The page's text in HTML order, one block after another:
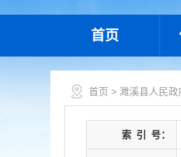
首页
首页 > 濉溪县人民政
索 引 号：